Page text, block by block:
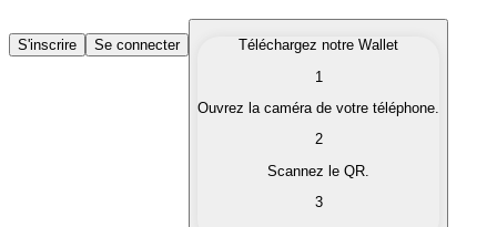
Acheter des Cryptomonnaies
Achetez les cryptomonnaies qui vous intéressent
Convertissez vos cryptomonnaies en monnaie
S'inscrire Se connecter
Téléchargez notre Wallet
1
Ouvrez la caméra de votre téléphone.
2
Scannez le QR.
3